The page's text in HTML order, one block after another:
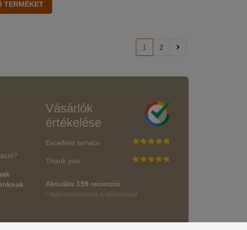
1 2
Vásárlók
értékelése
Excellent service
Thank you.
Aktuális 159 recenzió
* Nem ellenőrizzük a recenziókat